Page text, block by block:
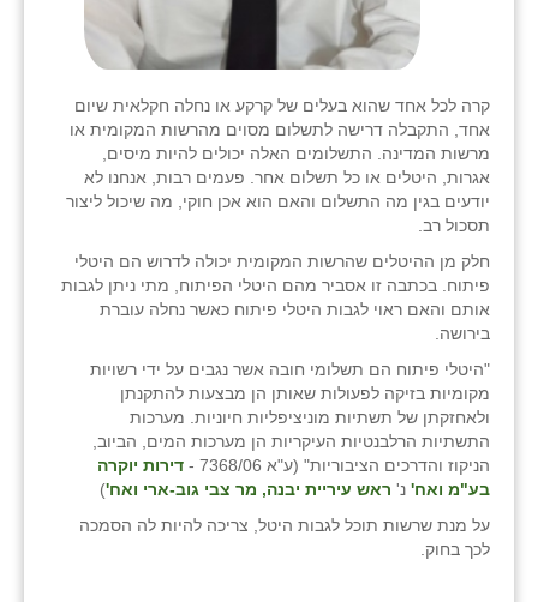
קרה לכל אחד שהוא בעלים של קרקע או נחלה חקלאית שיום
אחד, התקבלה דרישה לתשלום מסוים מהרשות המקומית או
מרשות המדינה. התשלומים האלה יכולים להיות מיסים,
אגרות, היטלים או כל תשלום אחר. פעמים רבות, אנחנו לא
יודעים בגין מה התשלום והאם הוא אכן חוקי, מה שיכול ליצור
תסכול רב.
חלק מן ההיטלים שהרשות המקומית יכולה לדרוש הם היטלי
פיתוח. בכתבה זו אסביר מהם היטלי הפיתוח, מתי ניתן לגבות
אותם והאם ראוי לגבות היטלי פיתוח כאשר נחלה עוברת
בירושה.
"היטלי פיתוח הם תשלומי חובה אשר נגבים על ידי רשויות
מקומיות בזיקה לפעולות שאותן הן מבצעות להתקנתן
ולאחזקתן של תשתיות מוניציפליות חיוניות. מערכות
התשתיות הרלבנטיות העיקריות הן מערכות המים, הביוב,
הניקוז והדרכים הציבוריות" (ע"א 7368/06 -
דירות יוקרה
בע"מ ואח' נ' ראש עיריית יבנה, מר צבי גוב-ארי ואח')
על מנת שרשות תוכל לגבות היטל, צריכה להיות לה הסמכה
לכך בחוק.